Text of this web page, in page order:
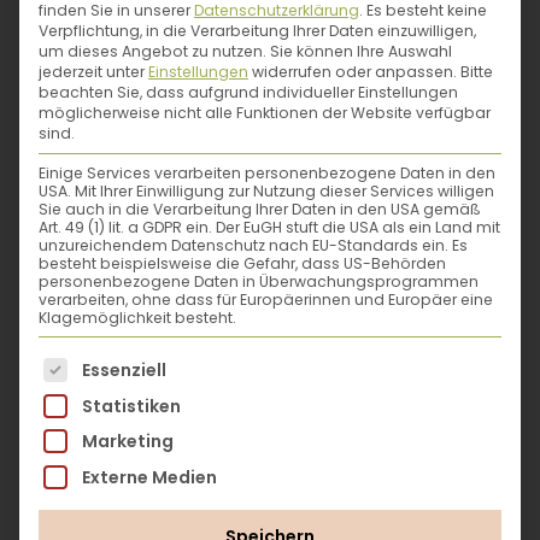
Ein"Leben in Fülle"- ein Buffettisch kann
uns die Augen öffnen. In einer Zeit wo alles
jederzeit verfügbar ist, steigt der Wert an
biologischen, natürlichen Lebensmitteln.
Maria Gschwentner
hochwertigen Produkten aus der Region
auch Ihr Buffet bleibenden Eindruck
hinterlässt!
finden Sie in unsererDatenschutzerklärung. Es besteht keine
Verpflichtung, in die Verarbeitung Ihrer Daten einzuwilligen,
um dieses Angebot zu nutzen. Sie können Ihre Auswahl
jederzeit unterEinstellungen widerrufen oder anpassen. Bitte
beachten Sie, dass aufgrund individueller Einstellungen
möglicherweise nicht alle Funktionen der Website verfügbar
sind.
Einige Services verarbeiten personenbezogene Daten in den
USA. Mit Ihrer Einwilligung zur Nutzung dieser Services willigen
Sie auch in die Verarbeitung Ihrer Daten in den USA gemäß
Art. 49 (1) lit. a GDPR ein. Der EuGH stuft die USA als ein Land mit
unzureichendem Datenschutz nach EU-Standards ein. Es
besteht beispielsweise die Gefahr, dass US-Behörden
personenbezogene Daten in Überwachungsprogrammen
verarbeiten, ohne dass für Europäerinnen und Europäer eine
Klagemöglichkeit besteht.
Es folgt eine Liste der Service-Gruppen, für die
Essenziell
Statistiken
Marketing
Externe Medien